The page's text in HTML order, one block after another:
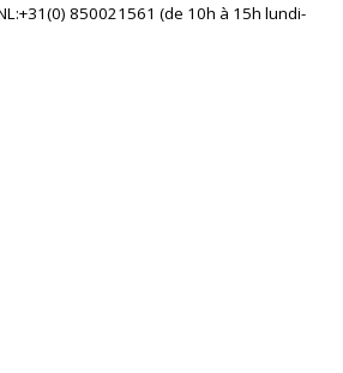
850021561 (de 10h à 15h lundi-